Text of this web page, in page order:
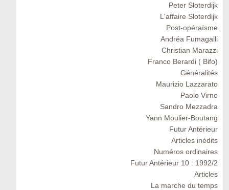
Peter Sloterdijk
L'affaire Sloterdijk
Post-opéraïsme
Andréa Fumagalli
Christian Marazzi
Franco Berardi ( Bifo)
Généralités
Maurizio Lazzarato
Paolo Virno
Sandro Mezzadra
Yann Moulier-Boutang
Futur Antérieur
Articles inédits
Numéros ordinaires
Futur Antérieur 10 : 1992/2
Articles
La marche du temps